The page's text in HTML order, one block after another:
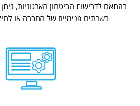
בהתאם לדרישות הביטחון הארגוניות,
בשרתים פנימיים של החברה או